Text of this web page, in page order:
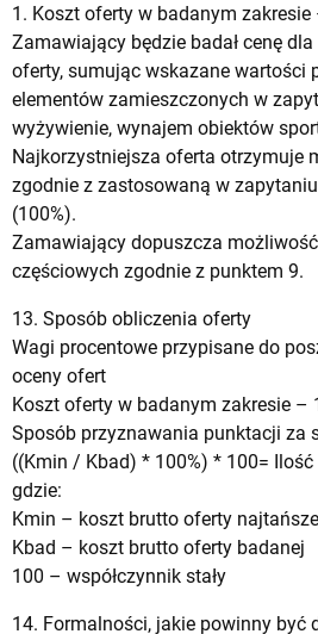
1. Koszt oferty w badanym zakresie
Zamawiający będzie badał cenę
oferty, sumując wskazane wartości
elementów zamieszczonych w
wyżywienie, wynajem obiektów
Najkorzystniejsza oferta otrzymuje
zgodnie z zastosowaną w
(100%).
Zamawiający dopuszcza
częściowych zgodnie z punktem 9.
13. Sposób obliczenia oferty
Wagi procentowe przypisane do
oceny ofert
Koszt oferty w badanym zakresie –
Sposób przyznawania punktacji za
((Kmin / Kbad) * 100%) * 100=
gdzie:
Kmin – koszt brutto oferty
Kbad – koszt brutto oferty badanej
100 – współczynnik stały
14. Formalności, jakie powinny być